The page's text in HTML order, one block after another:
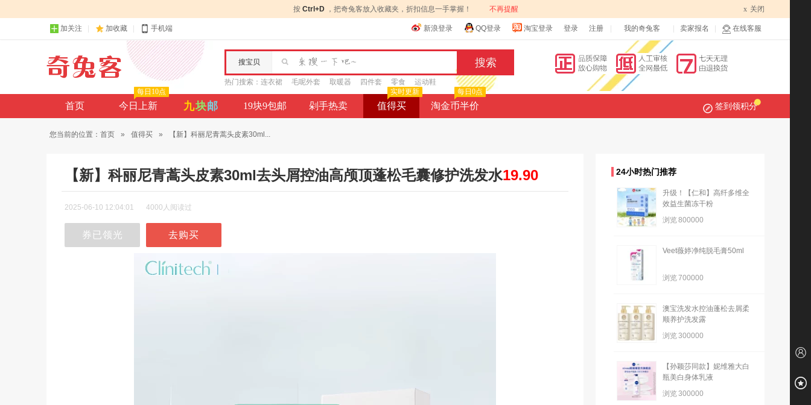
按 Ctrl+D ，把奇兔客放入收藏夹，折扣信息一手掌握！ 不再提醒 x 关闭
加关注 加收藏 手机端 新浪登录 QQ登录 淘宝登录 登录 注册 我的奇兔客 卖家报名 在线客服
搜宝贝
热门搜索： 连衣裙 毛呢外套 取暖器 四件套 零食 运动鞋
首页 今日上新
每日10点
九块邮 19块9包邮 剁手热卖 值得买
实时更新
淘金币半价
每日0点
签到领积分
您当前的位置： 首页 » 值得买 » 【新】科丽尼青蒿头皮素30ml...
【新】科丽尼青蒿头皮素30ml去头屑控油高颅顶蓬松毛囊修护洗发水19.90
2025-06-10 12:04:01 4000人阅读过
券已领光 去购买
24小时热门推荐
升级！【仁和】高纤多维全
效益生菌冻干粉
浏览800000
Veet薇婷净纯脱毛膏50ml
浏览700000
澳宝洗发水控油蓬松去屑柔
顺养护洗发露
浏览300000
【孙颖莎同款】妮维雅大白
瓶美白身体乳液
浏览300000